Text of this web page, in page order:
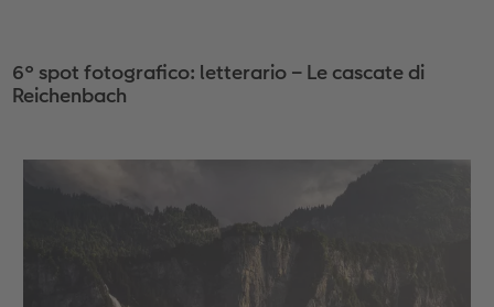
6° spot fotografico: letterario – Le cascate di
Reichenbach